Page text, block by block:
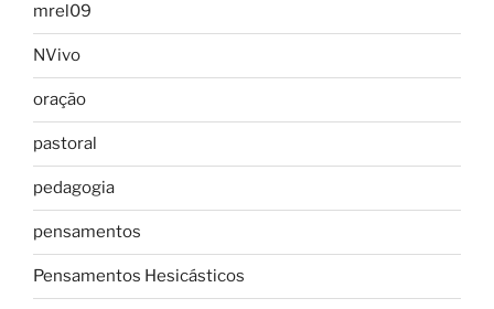
mrel09
NVivo
oração
pastoral
pedagogia
pensamentos
Pensamentos Hesicásticos